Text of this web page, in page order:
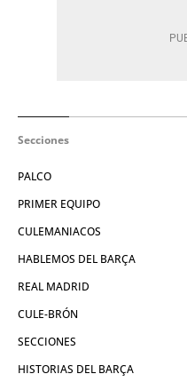
Secciones
PALCO
PRIMER EQUIPO
CULEMANIACOS
HABLEMOS DEL BARÇA
REAL MADRID
CULE-BRÓN
SECCIONES
HISTORIAS DEL BARÇA